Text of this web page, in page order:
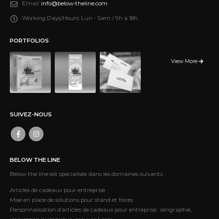
Email: info@below-theline.com
Working Days/Hours: Lun - Sam / 9h à 18h
PORTFOLIOS
View More
SUIVEZ-NOUS
BELOW THE LINE
Below the line est spécialisée dans les domaines suivants :
Articles de cadeaux pour entreprise
Mise en place de solutions pour stand et foires
Personnalisation d’articles de cadeaux pour entreprise : sérigraphie,